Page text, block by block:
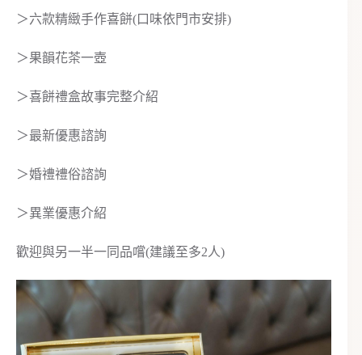
＞六款精緻手作喜餅(口味依門市安排)
＞果韻花茶一壺
＞喜餅禮盒故事完整介紹
＞最新優惠諮詢
＞婚禮禮俗諮詢
＞異業優惠介紹
歡迎與另一半一同品嚐(建議至多2人)